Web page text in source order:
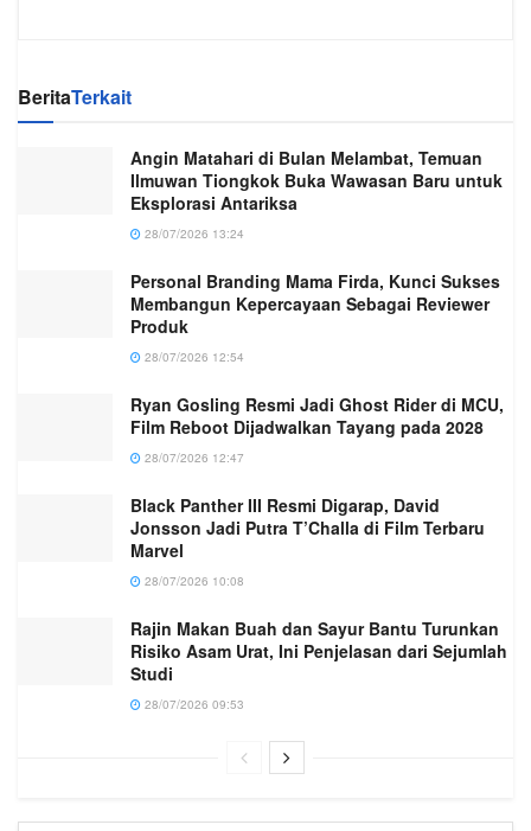
BeritaTerkait
Angin Matahari di Bulan Melambat, Temuan
Ilmuwan Tiongkok Buka Wawasan Baru untuk
Eksplorasi Antariksa
28/07/2026 13:24
Personal Branding Mama Firda, Kunci Sukses
Membangun Kepercayaan Sebagai Reviewer
Produk
28/07/2026 12:54
Ryan Gosling Resmi Jadi Ghost Rider di MCU,
Film Reboot Dijadwalkan Tayang pada 2028
28/07/2026 12:47
Black Panther III Resmi Digarap, David
Jonsson Jadi Putra T’Challa di Film Terbaru
Marvel
28/07/2026 10:08
Rajin Makan Buah dan Sayur Bantu Turunkan
Risiko Asam Urat, Ini Penjelasan dari Sejumlah
Studi
28/07/2026 09:53